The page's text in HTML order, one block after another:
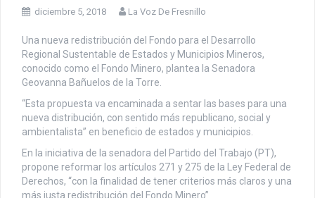
diciembre 5, 2018 La Voz De Fresnillo
Una nueva redistribución del Fondo para el Desarrollo
Regional Sustentable de Estados y Municipios Mineros,
conocido como el Fondo Minero, plantea la Senadora
Geovanna Bañuelos de la Torre.
“Esta propuesta va encaminada a sentar las bases para una
nueva distribución, con sentido más republicano, social y
ambientalista” en beneficio de estados y municipios.
En la iniciativa de la senadora del Partido del Trabajo (PT),
propone reformar los artículos 271 y 275 de la Ley Federal de
Derechos, “con la finalidad de tener criterios más claros y una
más justa redistribución del Fondo Minero”.